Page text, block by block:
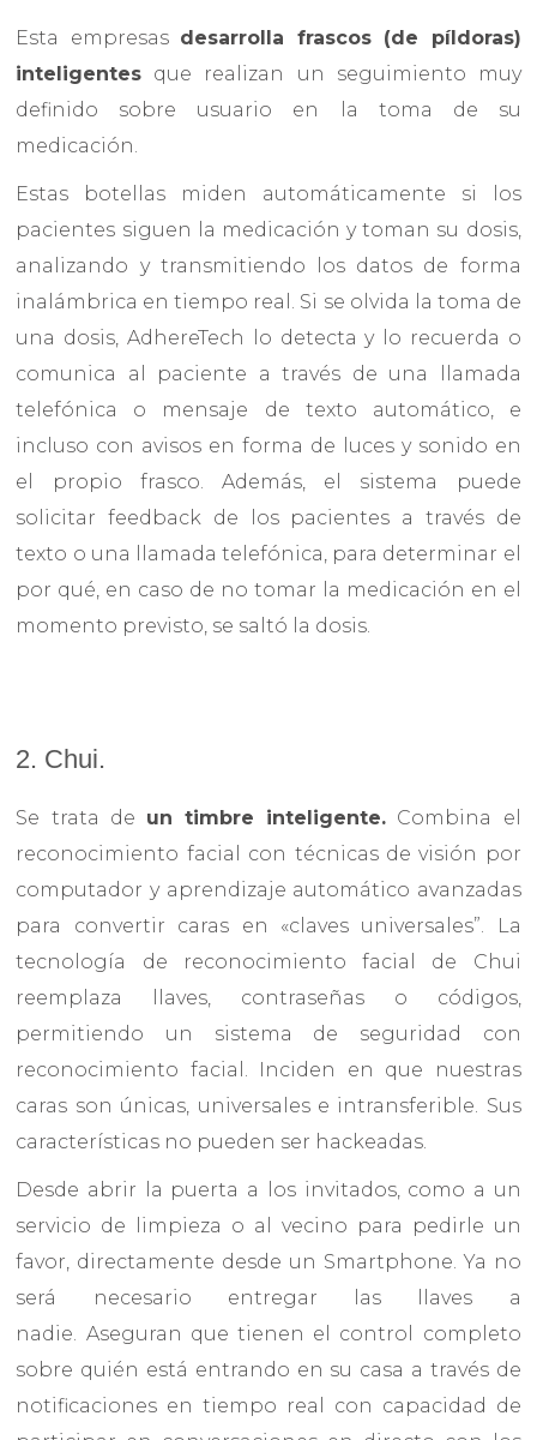
Esta empresas desarrolla frascos (de píldoras)
inteligentes que realizan un seguimiento muy
definido sobre usuario en la toma de su
medicación.
Estas botellas miden automáticamente si los
pacientes siguen la medicación y toman su dosis,
analizando y transmitiendo los datos de forma
inalámbrica en tiempo real. Si se olvida la toma de
una dosis, AdhereTech lo detecta y lo recuerda o
comunica al paciente a través de una llamada
telefónica o mensaje de texto automático, e
incluso con avisos en forma de luces y sonido en
el propio frasco. Además, el sistema puede
solicitar feedback de los pacientes a través de
texto o una llamada telefónica, para determinar el
por qué, en caso de no tomar la medicación en el
momento previsto, se saltó la dosis.
2. Chui.
Se trata de un timbre inteligente. Combina el
reconocimiento facial con técnicas de visión por
computador y aprendizaje automático avanzadas
para convertir caras en «claves universales”. La
tecnología de reconocimiento facial de Chui
reemplaza llaves, contraseñas o códigos,
permitiendo un sistema de seguridad con
reconocimiento facial. Inciden en que nuestras
caras son únicas, universales e intransferible. Sus
características no pueden ser hackeadas.
Desde abrir la puerta a los invitados, como a un
servicio de limpieza o al vecino para pedirle un
favor, directamente desde un Smartphone. Ya no
será necesario entregar las llaves a
nadie. Aseguran que tienen el control completo
sobre quién está entrando en su casa a través de
notificaciones en tiempo real con capacidad de